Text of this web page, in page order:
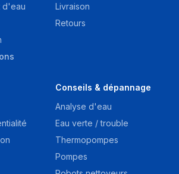
d'eau
Livraison
Retours
Conseils & dépannage
Analyse d'eau
Eau verte / trouble
Thermopompes
Pompes